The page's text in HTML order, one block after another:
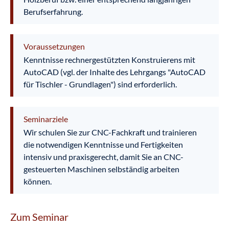
Berufserfahrung.
Voraussetzungen
Kenntnisse rechnergestützten Konstruierens mit
AutoCAD (vgl. der Inhalte des Lehrgangs "AutoCAD
für Tischler - Grundlagen") sind erforderlich.
Seminarziele
Wir schulen Sie zur CNC-Fachkraft und trainieren
die notwendigen Kenntnisse und Fertigkeiten
intensiv und praxisgerecht, damit Sie an CNC-
gesteuerten Maschinen selbständig arbeiten
können.
Zum Seminar